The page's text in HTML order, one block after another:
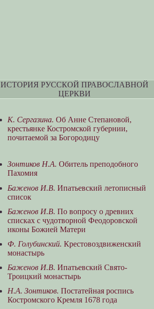
ИСТОРИЯ РУССКОЙ ПРАВОСЛАВНОЙ
ЦЕРКВИ
К. Сергазина. Об Анне Степановой,
крестьянке Костромской губернии,
почитаемой за Богородицу
Зонтиков Н.А. Обитель преподобного
Пахомия
Баженов И.В. Ипатьевский летописный
список
Баженов И.В. По вопросу о древних
списках с чудотворной Феодоровской
иконы Божией Матери
Ф. Голубинский. Крестовоздвиженский
монастырь
Баженов И.В. Ипатьевский Свято-
Троицкий монастырь
Н.А. Зонтиков. Постатейная роспись
Костромского Кремля 1678 года